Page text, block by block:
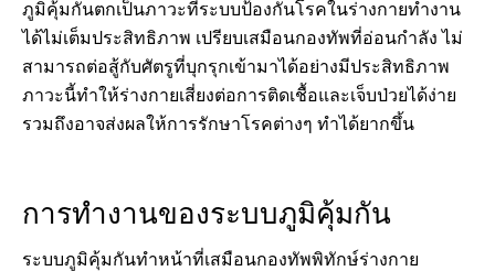
ภูมิคุ้มกันตกเป็นภาวะที่ระบบป้องกันโรคในร่างกายทำงาน
ได้ไม่เต็มประสิทธิภาพ เปรียบเสมือนกองทัพที่อ่อนกำลัง ไม่
สามารถต่อสู้กับศัตรูที่บุกรุกเข้ามาได้อย่างมีประสิทธิภาพ
ภาวะนี้ทำให้ร่างกายเสี่ยงต่อการติดเชื้อและเจ็บป่วยได้ง่าย
รวมถึงอาจส่งผลให้การรักษาโรคต่างๆ ทำได้ยากขึ้น
การทำงานของระบบภูมิคุ้มกัน
ระบบภูมิคุ้มกันทำหน้าที่เสมือนกองทัพพิทักษ์ร่างกาย